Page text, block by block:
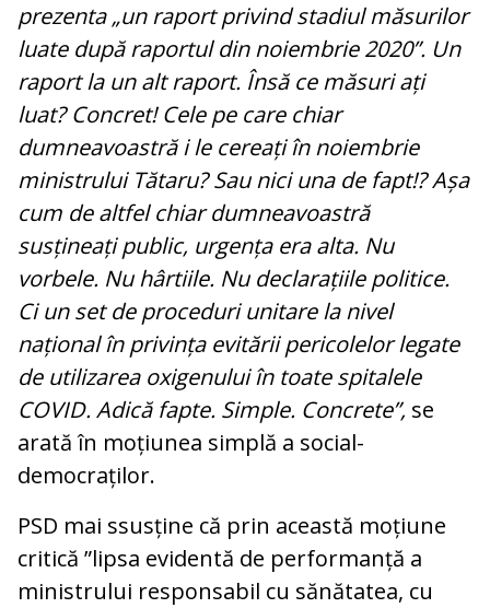
prezenta „un raport privind stadiul măsurilor
luate după raportul din noiembrie 2020”. Un
raport la un alt raport. Însă ce măsuri ați
luat? Concret! Cele pe care chiar
dumneavoastră i le cereați în noiembrie
ministrului Tătaru? Sau nici una de fapt!? Așa
cum de altfel chiar dumneavoastră
susțineați public, urgența era alta. Nu
vorbele. Nu hârtiile. Nu declarațiile politice.
Ci un set de proceduri unitare la nivel
național în privința evitării pericolelor legate
de utilizarea oxigenului în toate spitalele
COVID. Adică fapte. Simple. Concrete”, se
arată în moțiunea simplă a social-
democraților.
PSD mai ssusține că prin această moțiune
critică ”lipsa evidentă de performanță a
ministrului responsabil cu sănătatea, cu